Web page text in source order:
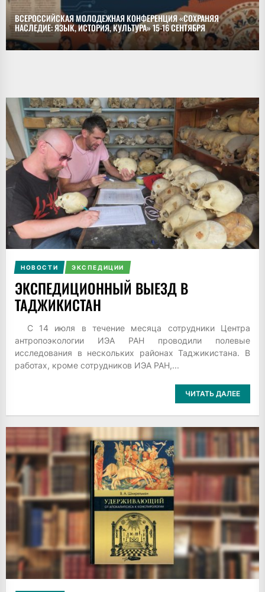
ВСЕРОССИЙСКАЯ МОЛОДЕЖНАЯ КОНФЕРЕНЦИЯ «СОХРАНЯЯ
НАСЛЕДИЕ: ЯЗЫК, ИСТОРИЯ, КУЛЬТУРА» 15-16 СЕНТЯБРЯ
НОВОСТИ ЭКСПЕДИЦИИ
ЭКСПЕДИЦИОННЫЙ ВЫЕЗД В
ТАДЖИКИСТАН
С 14 июля в течение месяца сотрудники Центра
антропоэкологии ИЭА РАН проводили полевые
исследования в нескольких районах Таджикистана. В
работах, кроме сотрудников ИЭА РАН,...
ЧИТАТЬ ДАЛЕЕ